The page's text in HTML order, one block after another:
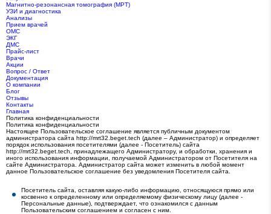
Магнитно-резонансная томография (МРТ)
УЗИ и диагностика
Анализы
Прием врачей
ОМС
ЭКГ
ДМС
Прайс-лист
Врачи
Акции
Вопрос / Ответ
Документация
О компании
Блог
Отзывы
Контакты
Главная
Политика конфиденциальности
Политика конфиденциальности
Настоящее Пользовательское соглашение является публичным документом
администратора сайта http://mrt32.beget.tech (далее – Администратор) и определяет
порядок использования посетителями (далее - Посетитель) сайта
http://mrt32.beget.tech, принадлежащего Администратору, и обработки, хранения и
иного использования информации, получаемой Администратором от Посетителя на
сайте Администратора. Администратор сайта может изменить в любой момент
данное Пользовательское соглашение без уведомления Посетителя сайта.
Посетитель сайта, оставляя какую-либо информацию, относящуюся прямо или
косвенно к определенному или определяемому физическому лицу (далее -
Персональные данные), подтверждает, что ознакомился с данным
Пользовательским соглашением и согласен с ним.